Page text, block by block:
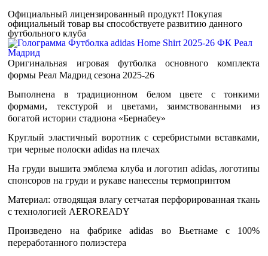
Официальный лицензированный продукт!Покупая
официальный товар вы способствуете развитию данного
футбольного клуба
Оригинальная игровая футболка основного комплекта
формы Реал Мадрид сезона 2025-26
Выполнена в традиционном белом цвете c тонкими
формами, текстурой и цветами, заимствованными из
богатой истории стадиона «Бернабеу»
Круглый эластичный воротник с серебристыми вставками,
три черные полоски adidas на плечах
На груди вышита эмблема клуба и логотип adidas, логотипы
спонсоров на груди и рукаве нанесены термопринтом
Материал: отводящая влагу сетчатая перфорированная ткань
с технологией AEROREADY
Произведено на фабрике adidas во Вьетнаме с 100%
переработанного полиэстера